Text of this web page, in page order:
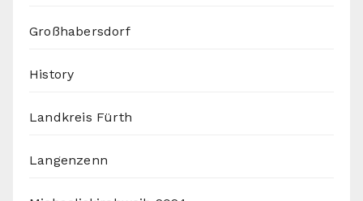
Großhabersdorf
History
Landkreis Fürth
Langenzenn